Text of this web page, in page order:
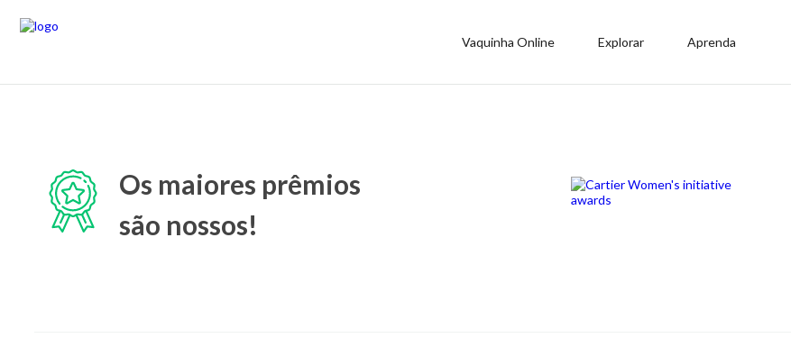
Vaquinha Online Explorar Aprenda
Os maiores prêmios
são nossos!